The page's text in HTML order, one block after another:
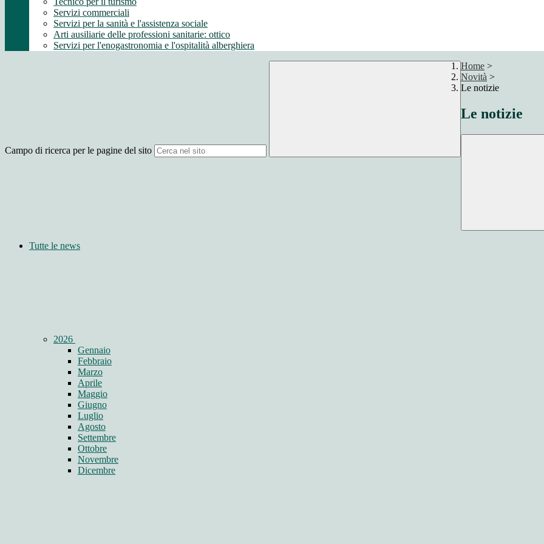
Servizi commerciali
Servizi per la sanità e l'assistenza sociale
Arti ausiliarie delle professioni sanitarie: ottico
Servizi per l'enogastronomia e l'ospitalità alberghiera
Campo di ricerca per le pagine del sito
Home >
Novità >
Le notizie
Le notizie
Tutte le news
2026
Gennaio
Febbraio
Marzo
Aprile
Maggio
Giugno
Luglio
Agosto
Settembre
Ottobre
Novembre
Dicembre